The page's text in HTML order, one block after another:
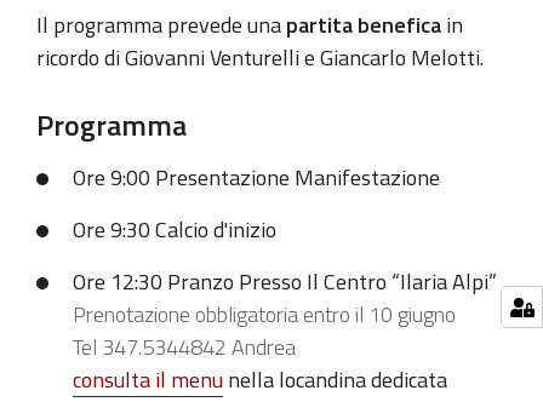
06-
16T16:00:00+02:00
cura
centro
Socio
Ilaria
Il programma prevede unapartita beneficain
ricordo di Giovanni Venturelli e Giancarlo Melotti.
Programma
Ore 9:00 Presentazione Manifestazione
Ore 9:30Calcio d'inizio
Ore 12:30 Pranzo Presso Il Centro “Ilaria Alpi”
Prenotazione obbligatoria entro il 10 giugno
Tel 347.5344842 Andrea
consulta il menunella locandina dedicata